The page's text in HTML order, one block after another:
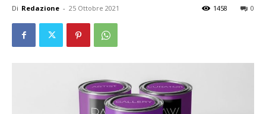
Di Redazione - 25 Ottobre 2021 0
1458